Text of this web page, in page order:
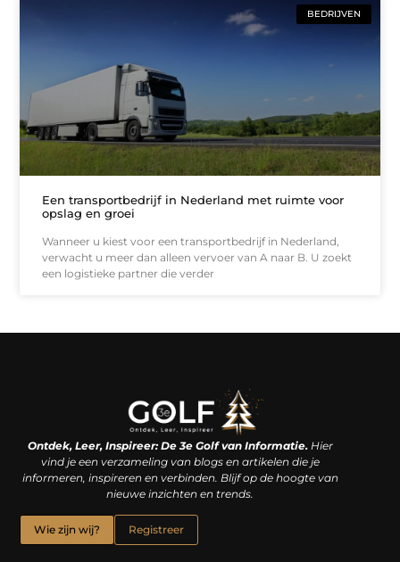
BEDRIJVEN
Een transportbedrijf in Nederland met ruimte voor
opslag en groei
Wanneer u kiest voor een transportbedrijf in Nederland,
verwacht u meer dan alleen vervoer van A naar B. U zoekt
een logistieke partner die verder
Ontdek, Leer, Inspireer: De 3e Golf van Informatie.Hier
vind je een verzameling van blogs en artikelen die je
informeren, inspireren en verbinden. Blijf op de hoogte van
nieuwe inzichten en trends.
Wie zijn wij? Registreer